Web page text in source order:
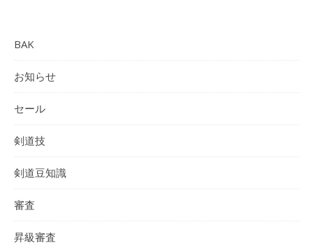
BAK
お知らせ
セール
剣道技
剣道豆知識
審査
昇級審査